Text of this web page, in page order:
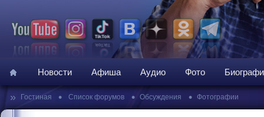
Новости Афиша Аудио Фото
» Гостиная • Список форумов • Обсуждения • Фотографии